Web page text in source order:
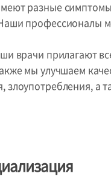
разные
профессионалы
врачи прилагают
мы улучшаем
злоупотребления, а